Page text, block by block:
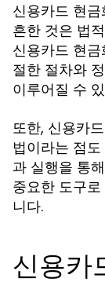
신용카드 현
흔한 것은 법
신용카드 현
절한 절차와
이루어질 수
또한, 신용카
법이라는 점
과 실행을 통
중요한 도구
니다.
신용카